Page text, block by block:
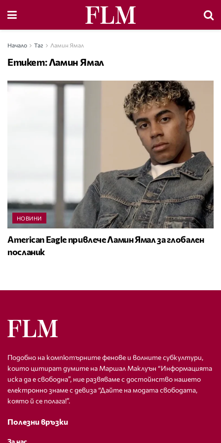
Начало Таг Ламин Ямал
Етикет:Ламин Ямал
НОВИНИ
American Eagle привлече Ламин Ямал за глобален
посланик
Подобно на компютърните фенове и волните субкултури,
които цитират думите на Маршал Маклуън “Информацията
иска да е свободна”, ние развяваме с достойнство нашето
електронно знаме с девиза “Дайте на модата свободата,
която й се полага!”.
Полезни връзки
За нас